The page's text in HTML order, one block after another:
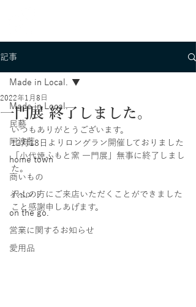
記事
Made in Local.
民藝
阿波藍
home town
商いもの
イベント
on the go.
営業に関するお知らせ
愛用品
Made in Local.
一門展 終了しました。
2022年1月8日
いつもありがとうございます。
12月18日よりロングラン開催しておりました
「小代焼ふもと窯 一門展」無事に終了しまし
た。
沢山の方にご来店いただくことができました
こと感謝申しあげます。